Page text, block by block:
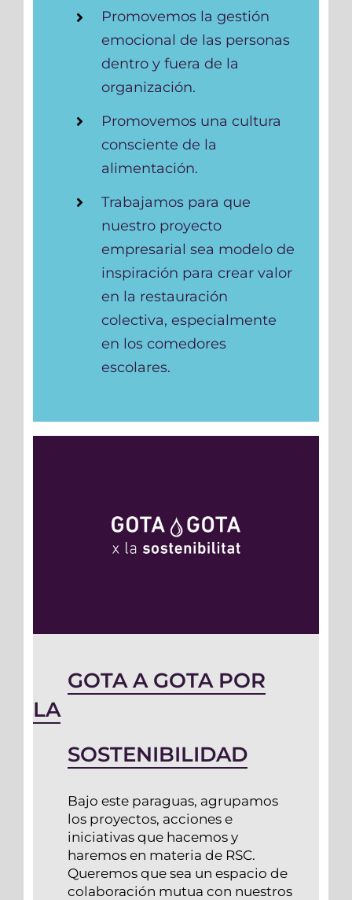
Promovemos la gestión
emocional de las personas
dentro y fuera de la
organización.
Promovemos una cultura
consciente de la
alimentación.
Trabajamos para que
nuestro proyecto
empresarial sea modelo de
inspiración para crear valor
en la restauración
colectiva, especialmente
en los comedores
escolares.
GOTA A GOTA POR
LA
SOSTENIBILIDAD
Bajo este paraguas, agrupamos
los proyectos, acciones e
iniciativas que hacemos y
haremos en materia de RSC.
Queremos que sea un espacio de
colaboración mutua con nuestros